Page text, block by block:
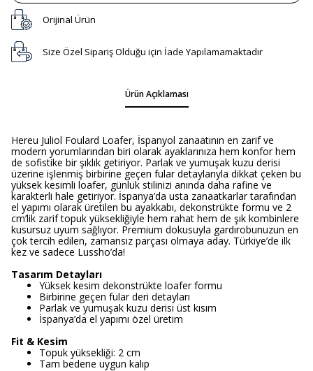
Orijinal Ürün
Size Özel Sipariş Olduğu için İade Yapılamamaktadır
Ürün Açıklaması
Hereu Juliol Foulard Loafer, İspanyol zanaatının en zarif ve
modern yorumlarından biri olarak ayaklarınıza hem konfor hem
de sofistike bir şıklık getiriyor. Parlak ve yumuşak kuzu derisi
üzerine işlenmiş birbirine geçen fular detaylarıyla dikkat çeken bu
yüksek kesimli loafer, günlük stilinizi anında daha rafine ve
karakterli hale getiriyor. İspanya’da usta zanaatkarlar tarafından
el yapımı olarak üretilen bu ayakkabı, dekonstrükte formu ve 2
cm’lik zarif topuk yüksekliğiyle hem rahat hem de şık kombinlere
kusursuz uyum sağlıyor. Premium dokusuyla gardırobunuzun en
çok tercih edilen, zamansız parçası olmaya aday. Türkiye’de ilk
kez ve sadece Lussho’da!
Tasarım Detayları
Yüksek kesim dekonstrükte loafer formu
Birbirine geçen fular deri detayları
Parlak ve yumuşak kuzu derisi üst kısım
İspanya’da el yapımı özel üretim
Fit & Kesim
Topuk yüksekliği: 2 cm
Tam bedene uygun kalıp